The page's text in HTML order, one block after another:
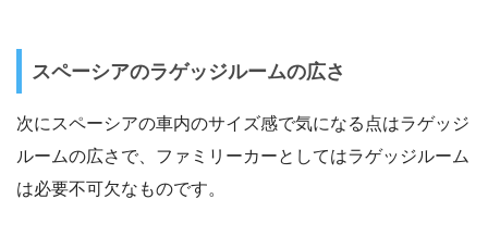
スペーシアのラゲッジルームの広さ
次にスペーシアの車内のサイズ感で気になる点はラゲッジ
ルームの広さで、ファミリーカーとしてはラゲッジルーム
は必要不可欠なものです。